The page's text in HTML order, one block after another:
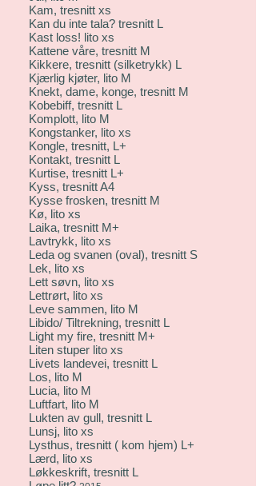
Kam, tresnitt xs
Kan du inte tala? tresnitt L
Kast loss! lito xs
Kattene våre, tresnitt M
Kikkere, tresnitt (silketrykk) L
Kjærlig kjøter, lito M
Knekt, dame, konge, tresnitt M
Kobebiff, tresnitt L
Komplott, lito M
Kongstanker, lito xs
Kongle, tresnitt, L+
Kontakt, tresnitt L
Kurtise, tresnitt L+
Kyss, tresnitt A4
Kysse frosken, tresnitt M
Kø, lito xs
Laika, tresnitt M+
Lavtrykk, lito xs
Leda og svanen (oval), tresnitt S
Lek, lito xs
Lett søvn, lito xs
Lettrørt, lito xs
Leve sammen, lito M
Libido/ Tiltrekning, tresnitt L
Light my fire, tresnitt M+
Liten stuper lito xs
Livets landevei, tresnitt L
Los, lito M
Lucia, lito M
Luftfart, lito M
Lukten av gull, tresnitt L
Lunsj, lito xs
Lysthus, tresnitt ( kom hjem) L+
Lærd, lito xs
Løkkeskrift, tresnitt L